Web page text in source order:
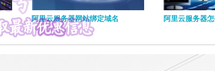
阿里云服务器网站绑定域名 阿里云服务器